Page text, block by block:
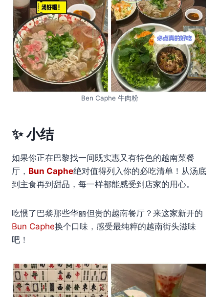
Ben Caphe 牛肉粉
✨ 小结
如果你正在巴黎找一间既实惠又有特色的越南菜餐
厅， Bun Caphe绝对值得列入你的必吃清单！从汤底
到主食再到甜品，每一样都能感受到店家的用心。
吃惯了巴黎那些华丽但贵的越南餐厅？来这家新开的
Bun Caphe换个口味，感受最纯粹的越南街头滋味
吧！